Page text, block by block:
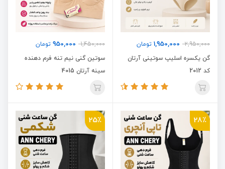
2,950,000
1,950,000 تومان
گن یکسره اسلیپ سوتینی آرتان
کد 2012
1,450,000
950,000 تومان
سوتین گنی نیم تنه فرم دهنده
سینه آرتان 4015
28٪ 25٪